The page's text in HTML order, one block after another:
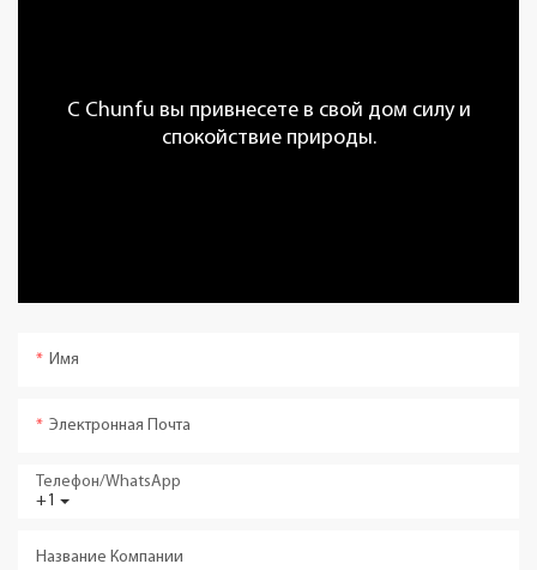
С Chunfu вы привнесете в свой дом силу и
спокойствие природы.
Имя
Электронная Почта
+1
Телефон/WhatsApp
Название Компании